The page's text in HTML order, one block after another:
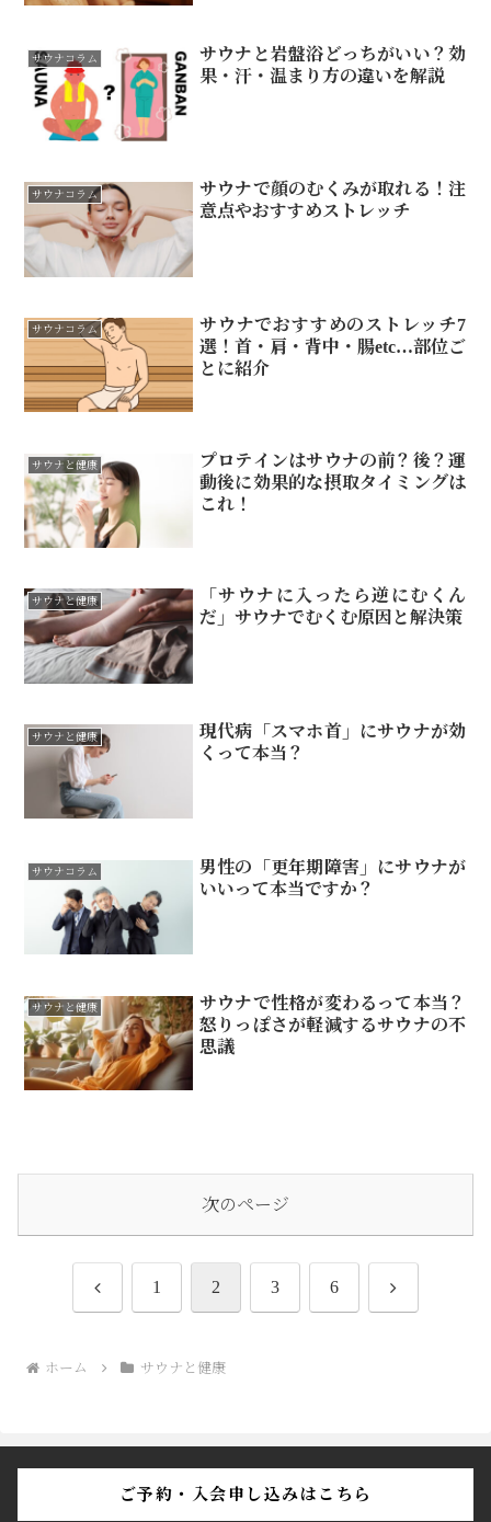
サウナコラム
サウナと岩盤浴どっちがいい？効
果・汗・温まり方の違いを解説
サウナコラム
サウナで顔のむくみが取れる！注
意点やおすすめストレッチ
サウナコラム
サウナでおすすめのストレッチ7
選！首・肩・背中・腸etc…部位ご
とに紹介
サウナと健康
プロテインはサウナの前？後？運
動後に効果的な摂取タイミングは
これ！
サウナと健康
「サウナに入ったら逆にむくん
だ」サウナでむくむ原因と解決策
サウナと健康
現代病「スマホ首」にサウナが効
くって本当？
サウナコラム
男性の「更年期障害」にサウナが
いいって本当ですか？
サウナと健康
サウナで性格が変わるって本当？
怒りっぽさが軽減するサウナの不
思議
次のページ
前 1 2 3 6 次
ホーム サウナと健康
ご予約・入会申し込みはこちら